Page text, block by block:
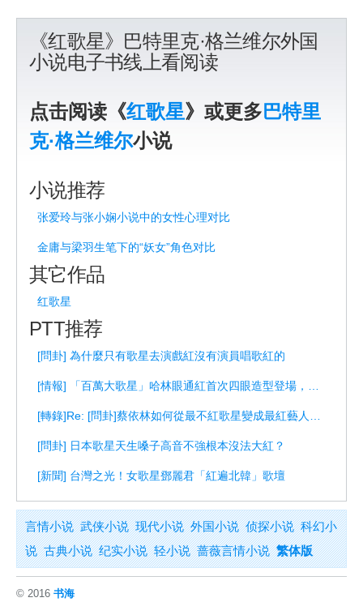
《红歌星》巴特里克·格兰维尔外国
小说电子书线上看阅读
点击阅读《红歌星》或更多 巴特里
克·格兰维尔小说
小说推荐
张爱玲与张小娴小说中的女性心理对比
金庸与梁羽生笔下的“妖女”角色对比
其它作品
红歌星
PTT推荐
[問卦] 為什麼只有歌星去演戲紅沒有演員唱歌紅的
[問卦] 日本歌星天生嗓子高音不強根本沒法大紅？
[新聞] 台灣之光！女歌星鄧麗君「紅遍北韓」歌壇
言情小说 武侠小说 现代小说 外国小说 侦探小说 科幻小
说 古典小说 纪实小说 轻小说 蔷薇言情小说 繁体版
© 2016 书海